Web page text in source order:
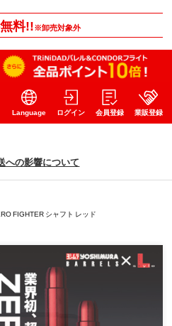
料!!※卸売対象外
Language ログイン 会員登録 業販登録
への影響について
FIGHTER シャフト レッド